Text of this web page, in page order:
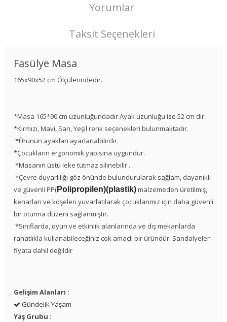
Yorumlar
Taksit Seçenekleri
Fasülye Masa
165x90x52 cm Ölçülerindedir.
*Masa 165*90 cm uzunluğundadır.Ayak uzunluğu ise 52 cm dir.
*Kırmızı, Mavi, Sarı, Yeşil renk seçenekleri bulunmaktadır.
*Ürünün ayakları ayarlanabilirdir.
*Çocukların ergonomik yapısına uygundur.
*Masanın üstü leke tutmaz silinebilir .
*Çevre duyarlılığı göz önünde bulundurularak sağlam, dayanıklı
ve güvenli PP(Polipropilen)(plastik)malzemeden üretilmiş,
kenarları ve köşeleri yuvarlatılarak çocuklarımız için daha güvenli
bir oturma düzeni sağlanmıştır.
*Sınıflarda, oyun ve etkinlik alanlarında ve dış mekanlarda
rahatlıkla kullanabileceğiniz çok amaçlı bir üründür. Sandalyeler
fiyata dahil değildir
Gelişim Alanları :
Gündelik Yaşam
Yaş Grubu :